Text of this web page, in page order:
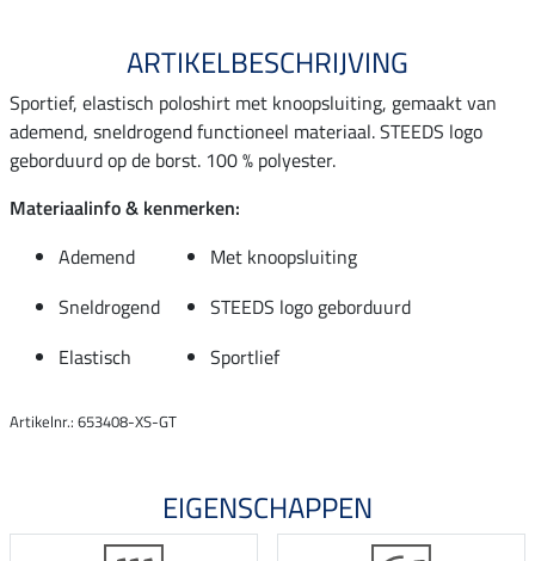
ARTIKELBESCHRIJVING
Sportief, elastisch poloshirt met knoopsluiting, gemaakt van
ademend, sneldrogend functioneel materiaal. STEEDS logo
geborduurd op de borst. 100 % polyester.
Materiaalinfo & kenmerken:
Ademend
Met knoopsluiting
Sneldrogend
STEEDS logo geborduurd
Elastisch
Sportlief
Artikelnr.: 653408-XS-GT
EIGENSCHAPPEN